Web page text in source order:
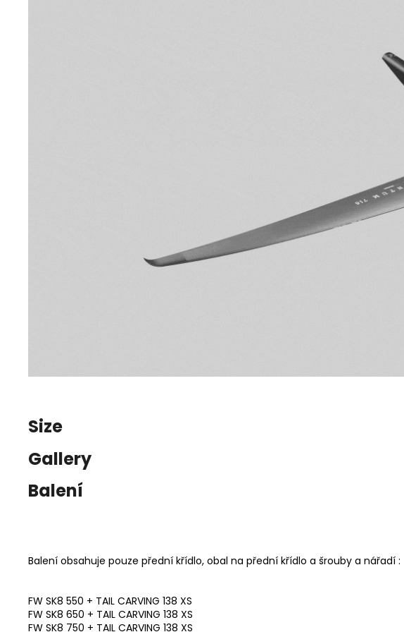
Size
Gallery
Balení
Balení obsahuje pouze přední křídlo, obal na přední křídlo a šrouby a nářadí :
FW SK8 550 + TAIL CARVING 138 XS
FW SK8 650 + TAIL CARVING 138 XS
FW SK8 750 + TAIL CARVING 138 XS